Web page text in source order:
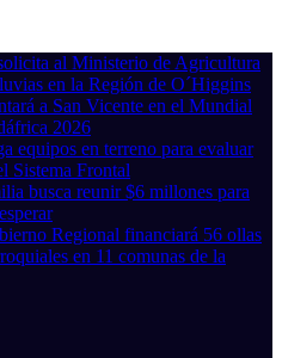
al Ministerio de Agricultura
en la Región de O´Higgins
a San Vicente en el Mundial
2026
equipos en terreno para evaluar
Sistema Frontal
busca reunir $6 millones para
Regional financiará 56 ollas
en 11 comunas de la